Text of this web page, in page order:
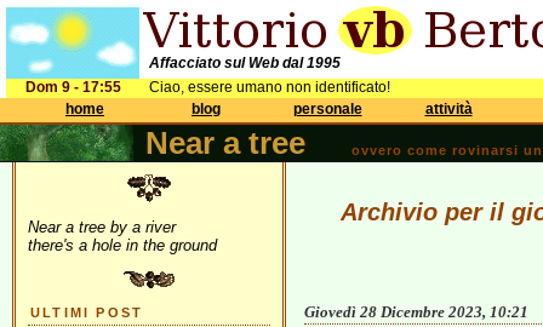
Affacciato sul Web dal 1995
Dom 9 - 17:55
Ciao, essere umano non identificato!
home
blog personale attività
Near a tree ovvero come rovinarsi
Near a tree by a river
there's a hole in the ground
ULTIMI POST
Archivio per il
Giovedì 28 Dicembre 2023, 10:21